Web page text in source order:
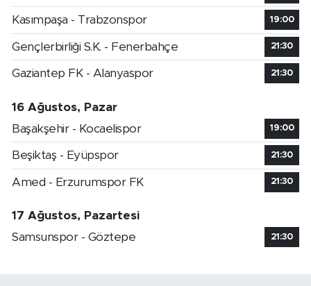
Kasımpaşa - Trabzonspor 19:00
Gençlerbirliği S.K. - Fenerbahçe 21:30
Gaziantep FK - Alanyaspor 21:30
16 Ağustos, Pazar
Başakşehir - Kocaelispor
19:00
Beşiktaş - Eyüpspor 21:30
Amed - Erzurumspor FK 21:30
17 Ağustos, Pazartesi
Samsunspor - Göztepe
21:30